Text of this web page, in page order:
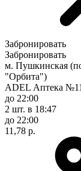
Забронировать
Забронировать
м. Пушкинская
"Орбита")
ADEL Аптека №11
до 22:00
2 шт. в 18:47
до 22:00
11,78 р.